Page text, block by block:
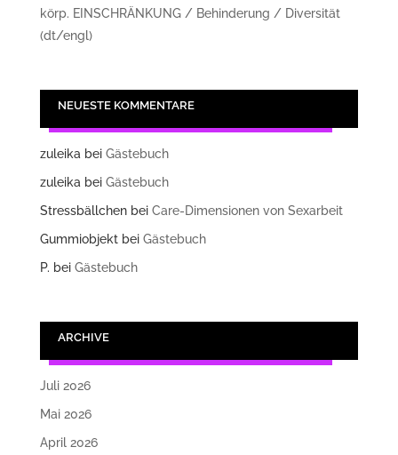
körp. EINSCHRÄNKUNG / Behinderung / Diversität
(dt/engl)
NEUESTE KOMMENTARE
zuleikabei Gästebuch
zuleikabei Gästebuch
Stressbällchenbei Care-Dimensionen von Sexarbeit
Gummiobjektbei Gästebuch
P. bei Gästebuch
ARCHIVE
Juli 2026
Mai 2026
April 2026